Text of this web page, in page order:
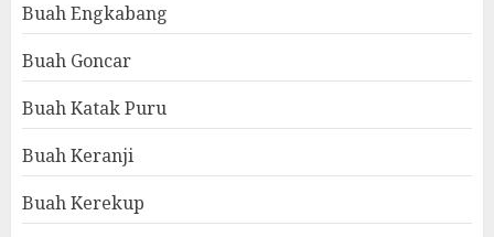
Buah Engkabang
Buah Goncar
Buah Katak Puru
Buah Keranji
Buah Kerekup